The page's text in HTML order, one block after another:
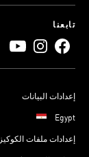
تابعنا
إعدادات البيانات
Egypt
إعدادات ملفات الكوكيز